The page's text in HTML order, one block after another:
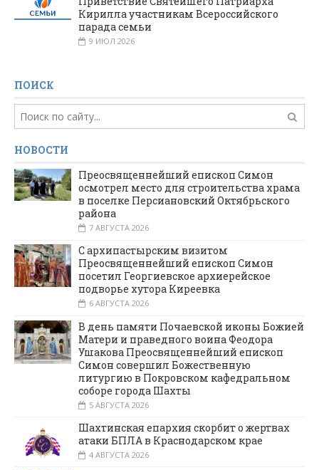
Кирилла участникам Всероссийского
парада семьи
9 ИЮЛ 2026
ПОИСК
НОВОСТИ
Преосвященнейший епископ Симон
осмотрел место для строительства храма
в поселке Персиановский Октябрьского
района
7 АВГУСТА 2026
С архипастырским визитом
Преосвященнейший епископ Симон
посетил Георгиевское архиерейское
подворье хутора Киреевка
6 АВГУСТА 2026
В день памяти Почаевской иконы Божией
Матери и праведного воина Феодора
Ушакова Преосвященнейший епископ
Симон совершил Божественную
литургию в Покровском кафедральном
соборе города Шахты
5 АВГУСТА 2026
Шахтинская епархия скорбит о жертвах
атаки БПЛА в Краснодарском крае
4 АВГУСТА 2026